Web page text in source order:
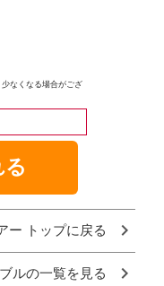
なくなる場合がござ
ー トップに戻る
ルの一覧を見る